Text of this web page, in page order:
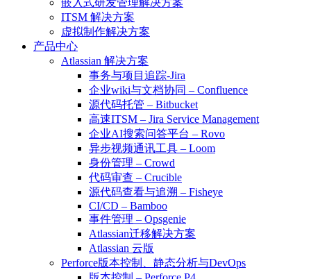
嵌入式研发管理解决方案
ITSM 解决方案
虚拟制作解决方案
产品中心
Atlassian 解决方案
事务与项目追踪-Jira
企业wiki与文档协同 – Confluence
源代码托管 – Bitbucket
高速ITSM – Jira Service Management
企业AI搜索问答平台 – Rovo
异步视频通讯工具 – Loom
身份管理 – Crowd
代码审查 – Crucible
源代码查看与追溯 – Fisheye
CI/CD – Bamboo
事件管理 – Opsgenie
Atlassian迁移解决方案
Atlassian 云版
Perforce版本控制、静态分析与DevOps